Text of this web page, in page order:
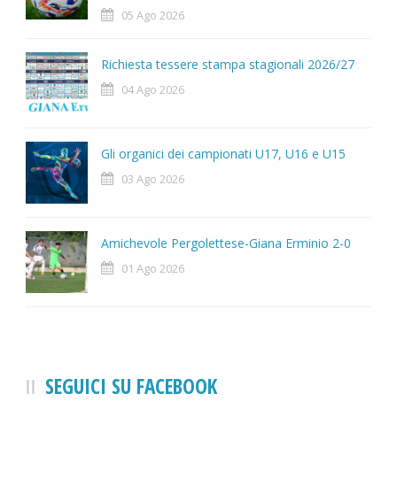
05 Ago 2026
Richiesta tessere stampa stagionali 2026/27
04 Ago 2026
Gli organici dei campionati U17, U16 e U15
03 Ago 2026
Amichevole Pergolettese-Giana Erminio 2-0
01 Ago 2026
SEGUICI SU FACEBOOK